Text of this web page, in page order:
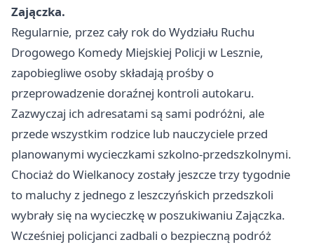
Zajączka.
Regularnie, przez cały rok do Wydziału Ruchu
Drogowego Komedy Miejskiej Policji w Lesznie,
zapobiegliwe osoby składają prośby o
przeprowadzenie doraźnej kontroli autokaru.
Zazwyczaj ich adresatami są sami podróżni, ale
przede wszystkim rodzice lub nauczyciele przed
planowanymi wycieczkami szkolno-przedszkolnymi.
Chociaż do Wielkanocy zostały jeszcze trzy tygodnie
to maluchy z jednego z leszczyńskich przedszkoli
wybrały się na wycieczkę w poszukiwaniu Zajączka.
Wcześniej policjanci zadbali o bezpieczną podróż